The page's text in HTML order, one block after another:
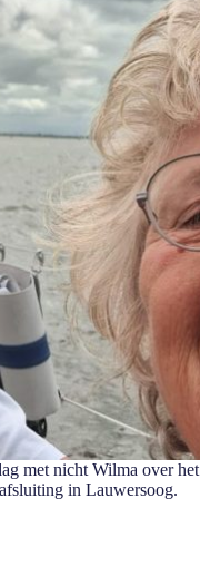
met nicht Wilma over het
in Lauwersoog.